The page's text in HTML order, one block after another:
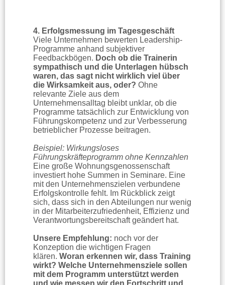
4. Erfolgsmessung im Tagesgeschäft
Viele Unternehmen bewerten Leadership-
Programme anhand subjektiver
Feedbackbögen. Doch ob die Trainerin
sympathisch und die Unterlagen hübsch
waren, das sagt nicht wirklich viel über
die Wirksamkeit aus, oder? Ohne
relevante Ziele aus dem
Unternehmensalltag bleibt unklar, ob die
Programme tatsächlich zur Entwicklung von
Führungskompetenz und zur Verbesserung
betrieblicher Prozesse beitragen.
Beispiel: Wirkungsloses
Führungskräfteprogramm ohne Kennzahlen
Eine große Wohnungsgenossenschaft
investiert hohe Summen in Seminare. Eine
mit den Unternehmenszielen verbundene
Erfolgskontrolle fehlt. Im Rückblick zeigt
sich, dass sich in den Abteilungen nur wenig
in der Mitarbeiterzufriedenheit, Effizienz und
Verantwortungsbereitschaft geändert hat.
Unsere Empfehlung: noch vor der
Konzeption die wichtigen Fragen
klären. Woran erkennen wir, dass Training
wirkt? Welche Unternehmensziele sollen
mit dem Programm unterstützt werden
und wie messen wir den Fortschritt und